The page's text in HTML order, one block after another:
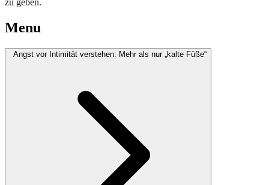
Menu
Angst vor Intimität verstehen: Mehr als nur „kalte Füße“